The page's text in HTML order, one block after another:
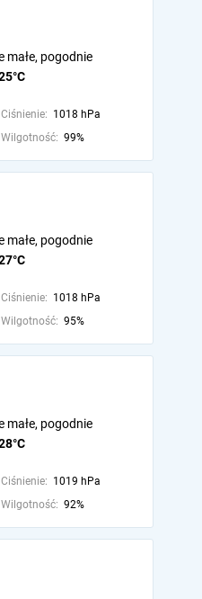
małe, pogodnie
Ciśnienie: 1018 hPa
Wilgotność: 99%
małe, pogodnie
Ciśnienie: 1018 hPa
Wilgotność: 95%
małe, pogodnie
Ciśnienie: 1019 hPa
Wilgotność: 92%